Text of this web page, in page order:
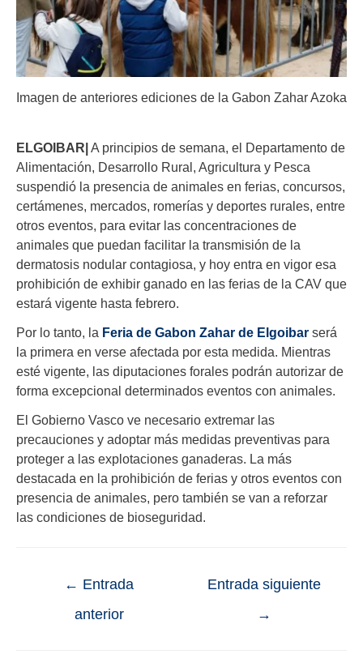
Imagen de anteriores ediciones de la Gabon Zahar Azoka
ELGOIBAR|A principios de semana, el Departamento de
Alimentación, Desarrollo Rural, Agricultura y Pesca
suspendió la presencia de animales en ferias, concursos,
certámenes, mercados, romerías y deportes rurales, entre
otros eventos, para evitar las concentraciones de
animales que puedan facilitar la transmisión de la
dermatosis nodular contagiosa, y hoy entra en vigor esa
prohibición de exhibir ganado en las ferias de la CAV que
estará vigente hasta febrero.
Por lo tanto, la Feria de Gabon Zahar de Elgoibar será
la primera en verse afectada por esta medida. Mientras
esté vigente, las diputaciones forales podrán autorizar de
forma excepcional determinados eventos con animales.
El Gobierno Vasco ve necesario extremar las
precauciones y adoptar más medidas preventivas para
proteger a las explotaciones ganaderas. La más
destacada en la prohibición de ferias y otros eventos con
presencia de animales, pero también se van a reforzar
las condiciones de bioseguridad.
← Entrada
anterior
Entrada siguiente
→